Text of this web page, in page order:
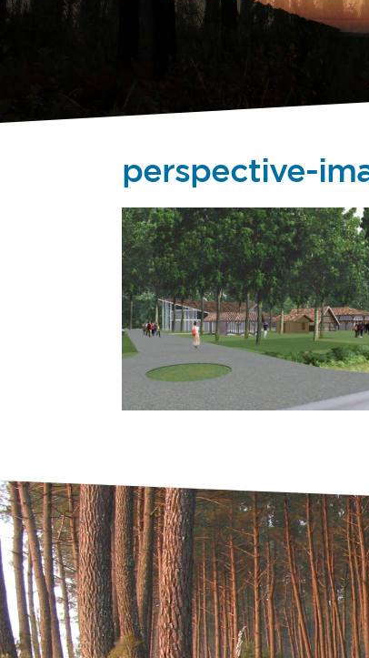
perspective-